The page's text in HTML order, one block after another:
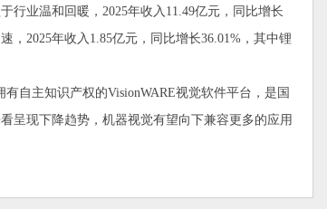
业温和回暖，2025年收入11.49亿元，同比增长
，2025年收入1.85亿元，同比增长36.01%，其中锂
自主知识产权的VisionWARE视觉软件平台，是国
呈现下降趋势，机器视觉有望向下兼容更多的应用